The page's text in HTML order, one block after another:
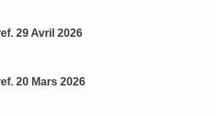
29 Avril 2026
20 Mars 2026